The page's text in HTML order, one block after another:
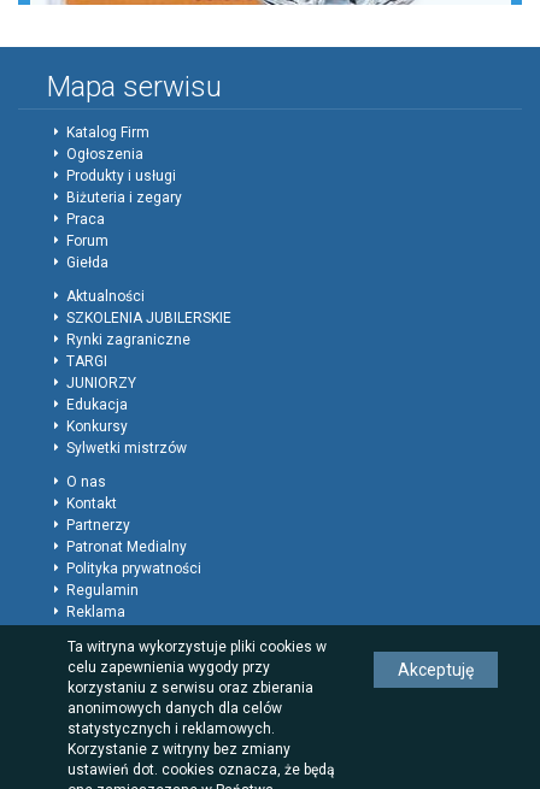
Mapa serwisu
Katalog Firm
Ogłoszenia
Produkty i usługi
Biżuteria i zegary
Praca
Forum
Giełda
Aktualności
SZKOLENIA JUBILERSKIE
Rynki zagraniczne
TARGI
JUNIORZY
Edukacja
Konkursy
Sylwetki mistrzów
O nas
Kontakt
Partnerzy
Patronat Medialny
Polityka prywatności
Regulamin
Reklama
Ta witryna wykorzystuje pliki cookies w
celu zapewnienia wygody przy
korzystaniu z serwisu oraz zbierania
anonimowych danych dla celów
statystycznych i reklamowych.
Korzystanie z witryny bez zmiany
ustawień dot. cookies oznacza, że będą
Akceptuję